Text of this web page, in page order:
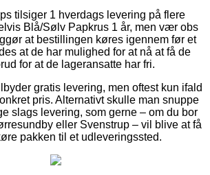
tilsiger 1 hverdags levering på flere
Blå/Sølv Papkrus 1 år, men vær obs
at bestillingen køres igennem før et
at de har mulighed for at nå at få de
for at de lageransatte har fri.
gratis levering, men oftest kun ifald
pris. Alternativt skulle man snuppe
slags levering, som gerne – om du bor
eller Svenstrup – vil blive at få
pakken til et udleveringssted.